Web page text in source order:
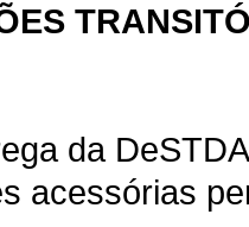
da
acessórias